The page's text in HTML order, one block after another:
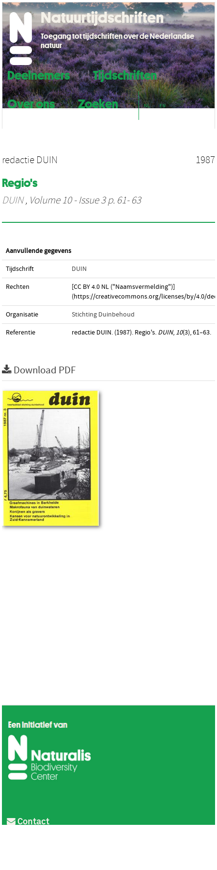
Deelnemers
Tijdschriften
Over ons
Zoeken NL EN
Natuurtijdschriften
Toegang tot tijdschriften over de Nederlandse
natuur
redactie DUIN 1987
Regio's
DUIN, Volume 10 - Issue 3 p. 61- 63
Aanvullende gegevens
Tijdschrift DUIN
Rechten
[CC BY 4.0 NL ("Naamsvermelding")]
(https://creativecommons.org/licenses/by/4.0/
Organisatie Stichting Duinbehoud
Referentie redactie DUIN. (1987). Regio's. DUIN, 10(3), 61–63.
Download PDF
Contact